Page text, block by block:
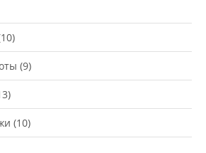
(9)
(10)